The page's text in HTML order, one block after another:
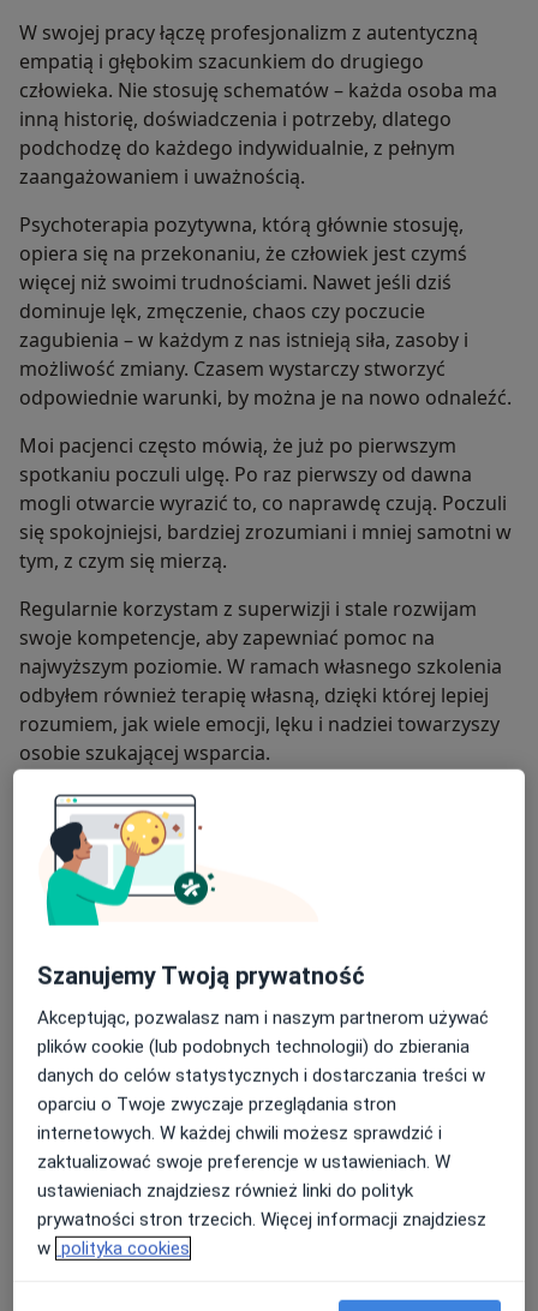
W swojej pracy łączę profesjonalizm z autentyczną
empatią i głębokim szacunkiem do drugiego
człowieka. Nie stosuję schematów – każda osoba ma
inną historię, doświadczenia i potrzeby, dlatego
podchodzę do każdego indywidualnie, z pełnym
zaangażowaniem i uważnością.
Psychoterapia pozytywna, którą głównie stosuję,
opiera się na przekonaniu, że człowiek jest czymś
więcej niż swoimi trudnościami. Nawet jeśli dziś
dominuje lęk, zmęczenie, chaos czy poczucie
zagubienia – w każdym z nas istnieją siła, zasoby i
możliwość zmiany. Czasem wystarczy stworzyć
odpowiednie warunki, by można je na nowo odnaleźć.
Moi pacjenci często mówią, że już po pierwszym
spotkaniu poczuli ulgę. Po raz pierwszy od dawna
mogli otwarcie wyrazić to, co naprawdę czują. Poczuli
się spokojniejsi, bardziej zrozumiani i mniej samotni w
tym, z czym się mierzą.
Regularnie korzystam z superwizji i stale rozwijam
swoje kompetencje, aby zapewniać pomoc na
najwyższym poziomie. W ramach własnego szkolenia
odbyłem również terapię własną, dzięki której lepiej
rozumiem, jak wiele emocji, lęku i nadziei towarzyszy
osobie szukającej wsparcia.
Przyjmuję stacjonarnie w gabinecie w Lublinie oraz
prowadzę konsultacje online. Spotkania trwają około
45 minut.
Jeśli czujesz zmęczenie ciągłym napięciem,
albo po prostu potrzebujesz miejsca, w którym ktoś
naprawdę Cię wysłucha – zapraszam Cię do kontaktu.
Czasem jedna rozmowa może być początkiem
odzyskiwania spokoju, siły i życia, w którym znów
można poczuć nadzieję.
więcejO mnie
Podejście terapeutyczne
Psychoterapia
Psychoterapia par
Szanujemy Twoją prywatność
Akceptując, pozwalasz nam i naszym partnerom używać
plików cookie (lub podobnych technologii) do zbierania
danych do celów statystycznych i dostarczania treści w
oparciu o Twoje zwyczaje przeglądania stron
internetowych. W każdej chwili możesz sprawdzić i
zaktualizować swoje preferencje w ustawieniach. W
ustawieniach znajdziesz również linki do polityk
prywatności stron trzecich. Więcej informacji znajdziesz
w polityka cookies